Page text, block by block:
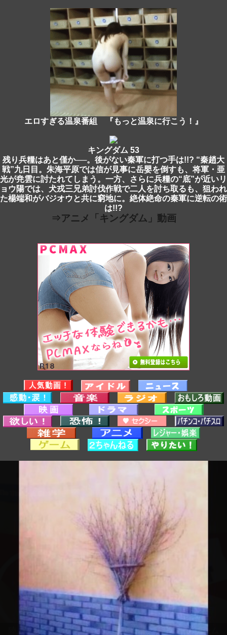
エロすぎる温泉番組 『もっと温泉に行こう！』
キングダム 53
残り兵糧はあと僅か──。後がない秦軍に打つ手は!!? “秦趙大
戦”九日目。朱海平原では信が見事に岳嬰を倒すも、将軍・亜
光が尭雲に討たれてしまう。一方、さらに兵糧の“底”が近いリ
ョウ陽では、犬戎三兄弟討伐作戦で二人を討ち取るも、狙われ
た楊端和がバジオウと共に窮地に。絶体絶命の秦軍に逆転の術
は!!?
⇒アニメ「キングダム」動画